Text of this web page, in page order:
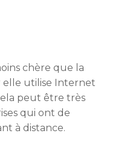
chère que la
elle utilise Internet
peut être très
qui ont de
à distance.